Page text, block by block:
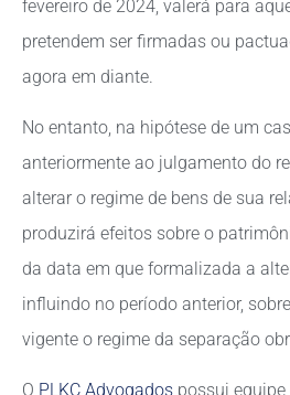
fevereiro de 2024, valerá para
pretendem ser firmadas ou
agora em diante.
No entanto, na hipótese de um
anteriormente ao julgamento do
alterar o regime de bens de sua
produzirá efeitos sobre o
da data em que formalizada a
influindo no período anterior,
vigente o regime da separação
O PLKC Advogados possui